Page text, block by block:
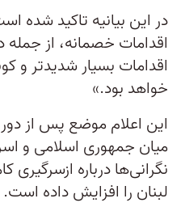
در این بیانیه تاکید شده
اقدامات خصمانه، از جمله
اقدامات بسیار شدیدتر و
خواهد بود.»
این اعلام موضع پس از دور
میان جمهوری اسلامی و
نگرانی‌ها درباره
لبنان را افزایش داده است.